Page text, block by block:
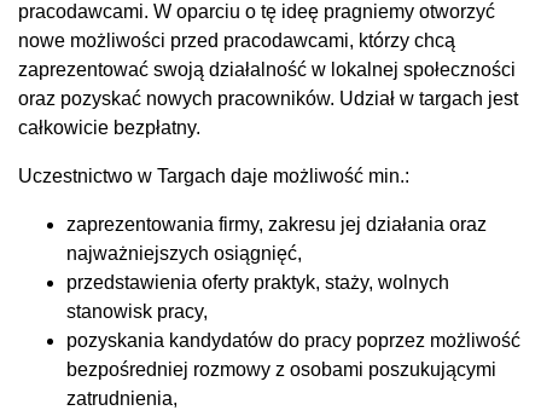
pracodawcami. W oparciu o tę ideę pragniemy otworzyć
nowe możliwości przed pracodawcami, którzy chcą
zaprezentować swoją działalność w lokalnej społeczności
oraz pozyskać nowych pracowników. Udział w targach jest
całkowicie bezpłatny.
Uczestnictwo w Targach daje możliwość min.:
zaprezentowania firmy, zakresu jej działania oraz
najważniejszych osiągnięć,
przedstawienia oferty praktyk, staży, wolnych
stanowisk pracy,
pozyskania kandydatów do pracy poprzez możliwość
bezpośredniej rozmowy z osobami poszukującymi
zatrudnienia,